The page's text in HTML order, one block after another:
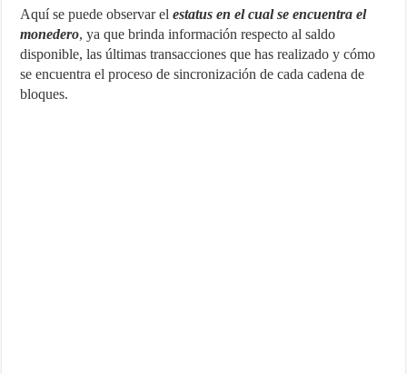
Aquí se puede observar elestatus en el cual se encuentra el
monedero, ya que brinda información respecto al saldo
disponible, las últimas transacciones que has realizado y cómo
se encuentra el proceso de sincronización de cada cadena de
bloques.